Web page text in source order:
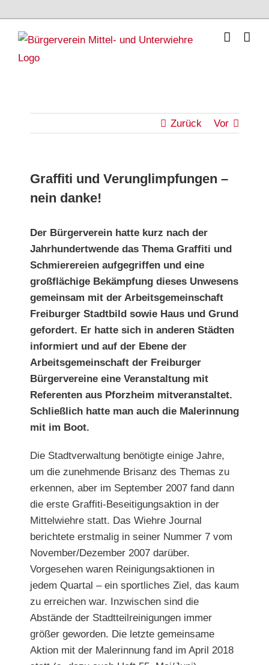
content
Zurück Vor
Graffiti und Verunglimpfungen –
nein danke!
Der Bürgerverein hatte kurz nach der
Jahrhundertwende das Thema Graffiti und
Schmierereien aufgegriffen und eine
großflächige Bekämpfung dieses Unwesens
gemeinsam mit der Arbeitsgemeinschaft
Freiburger Stadtbild sowie Haus und Grund
gefordert. Er hatte sich in anderen Städten
informiert und auf der Ebene der
Arbeitsgemeinschaft der Freiburger
Bürgervereine eine Veranstaltung mit
Referenten aus Pforzheim mitveranstaltet.
Schließlich hatte man auch die Malerinnung
mit im Boot.
Die Stadtverwaltung benötigte einige Jahre,
um die zunehmende Brisanz des Themas zu
erkennen, aber im September 2007 fand dann
die erste Graffiti-Beseitigungsaktion in der
Mittelwiehre statt. Das Wiehre Journal
berichtete erstmalig in seiner Nummer 7 vom
November/Dezember 2007 darüber.
Vorgesehen waren Reinigungsaktionen in
jedem Quartal – ein sportliches Ziel, das kaum
zu erreichen war. Inzwischen sind die
Abstände der Stadtteilreinigungen immer
größer geworden. Die letzte gemeinsame
Aktion mit der Malerinnung fand im April 2018